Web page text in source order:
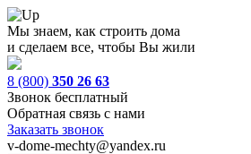
Мы знаем, как строить дома
и сделаем все, чтобы Вы жили
8 (800) 350 26 63
Звонок бесплатный
Обратная связь с нами
Заказать звонок
v-dome-mechty@yandex.ru